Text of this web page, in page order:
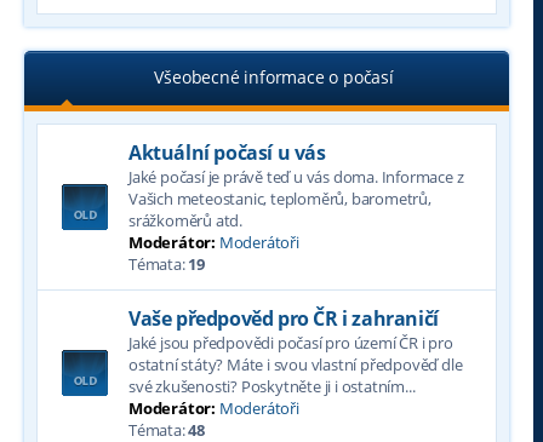
Všeobecné informace o počasí
Aktuální počasí u vás
Jaké počasí je právě teď u vás doma. Informace z
Vašich meteostanic, teploměrů, barometrů,
srážkoměrů atd.
Moderátor: Moderátoři
Témata:19
Vaše předpověd pro ČR i zahraničí
Jaké jsou předpovědi počasí pro území ČR i pro
ostatní státy? Máte i svou vlastní předpověď dle
své zkušenosti? Poskytněte ji i ostatním...
Moderátor: Moderátoři
Témata:48